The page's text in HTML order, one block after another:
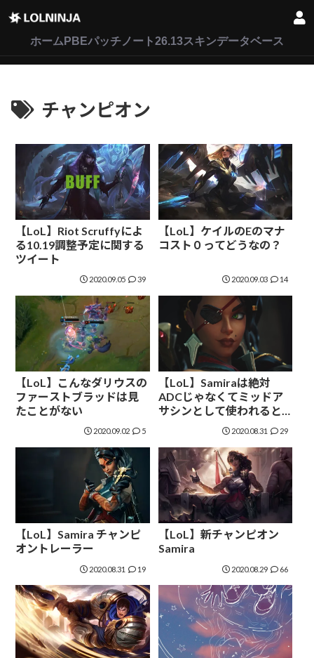
ホーム PBEパッチノート26.13スキンデータベース
チャンピオン
【LoL】Riot Scruffyによ
る10.19調整予定に関する
ツイート
2020.09.05 39
【LoL】ケイルのEのマナ
コスト０ってどうなの？
2020.09.03 14
【LoL】こんなダリウスの
ファーストブラッドは見
たことがない
2020.09.02 5
【LoL】Samiraは絶対
ADCじゃなくてミッドア
サシンとして使われると
2020.08.31 29
【LoL】Samira チャンピ
オントレーラー
2020.08.31 19
【LoL】新チャンピオン
Samira
2020.08.29 66